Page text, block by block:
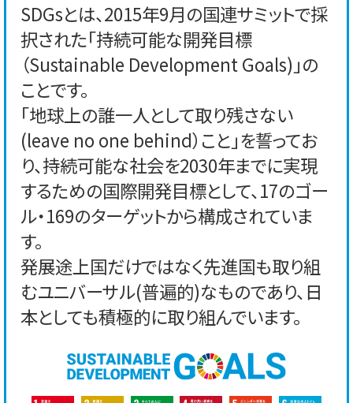
SDGsとは、2015年9月の国連サミットで採
択された「持続可能な開発目標
（Sustainable Development Goals)」の
ことです。
「地球上の誰一人として取り残さない
(leave no one behind）こと」を誓ってお
り、持続可能な社会を2030年までに実現
するための国際開発目標として、17のゴー
ル・169のターゲットから構成されていま
す。
発展途上国だけではなく先進国も取り組
むユニバーサル(普遍的)なものであり、日
本としても積極的に取り組んでいます。